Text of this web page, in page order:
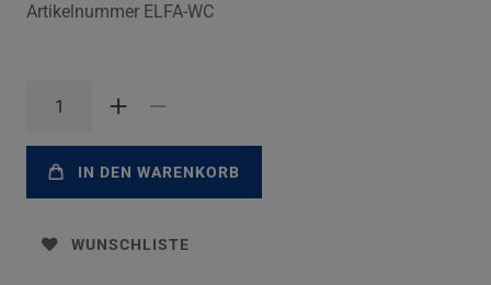
Artikelnummer ELFA-WC
IN DEN WARENKORB
WUNSCHLISTE